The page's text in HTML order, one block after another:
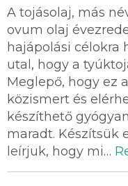
A tojásolaj, más
ovum olaj
hajápolási célokra
utal, hogy a
Meglepő, hogy ez
közismert és
készíthető
maradt. Készítsük
leírjuk, hogy mi…